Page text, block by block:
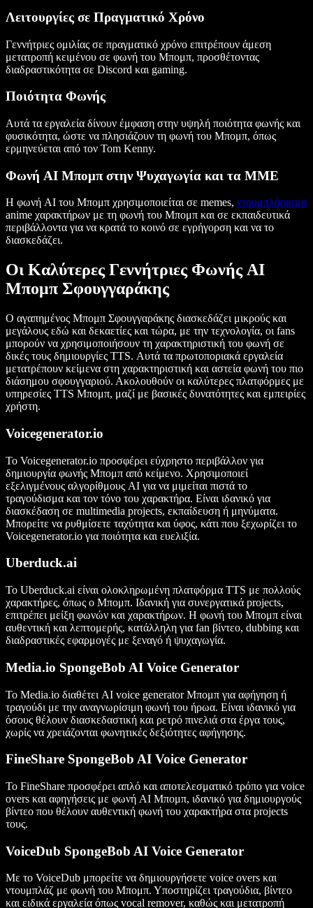
Λειτουργίες σε Πραγματικό Χρόνο
Γεννήτριες ομιλίας σε πραγματικό χρόνο επιτρέπουν άμεση
μετατροπή κειμένου σε φωνή του Μπομπ, προσθέτοντας
διαδραστικότητα σε Discord και gaming.
Ποιότητα Φωνής
Αυτά τα εργαλεία δίνουν έμφαση στην υψηλή ποιότητα φωνής και
φυσικότητα, ώστε να πλησιάζουν τη φωνή του Μπομπ, όπως
ερμηνεύεται από τον Tom Kenny.
Φωνή AI Μπομπ στην Ψυχαγωγία και τα ΜΜΕ
Η φωνή AI του Μπομπ χρησιμοποιείται σε memes, ντουμπλάρισμα
anime χαρακτήρων με τη φωνή του Μπομπ και σε εκπαιδευτικά
περιβάλλοντα για να κρατά το κοινό σε εγρήγορση και να το
διασκεδάζει.
Οι Καλύτερες Γεννήτριες Φωνής AI
Μπομπ Σφουγγαράκης
Ο αγαπημένος Μπομπ Σφουγγαράκης διασκεδάζει μικρούς και
μεγάλους εδώ και δεκαετίες και τώρα, με την τεχνολογία, οι fans
μπορούν να χρησιμοποιήσουν τη χαρακτηριστική του φωνή σε
δικές τους δημιουργίες TTS. Αυτά τα πρωτοποριακά εργαλεία
μετατρέπουν κείμενα στη χαρακτηριστική και αστεία φωνή του πιο
διάσημου σφουγγαριού. Ακολουθούν οι καλύτερες πλατφόρμες με
υπηρεσίες TTS Μπομπ, μαζί με βασικές δυνατότητες και εμπειρίες
χρήστη.
Voicegenerator.io
Το Voicegenerator.io προσφέρει εύχρηστο περιβάλλον για
δημιουργία φωνής Μπομπ από κείμενο. Χρησιμοποιεί
εξελιγμένους αλγορίθμους AI για να μιμείται πιστά το
τραγούδισμα και τον τόνο του χαρακτήρα. Είναι ιδανικό για
διασκέδαση σε multimedia projects, εκπαίδευση ή μηνύματα.
Μπορείτε να ρυθμίσετε ταχύτητα και ύφος, κάτι που ξεχωρίζει το
Voicegenerator.io για ποιότητα και ευελιξία.
Uberduck.ai
Το Uberduck.ai είναι ολοκληρωμένη πλατφόρμα TTS με πολλούς
χαρακτήρες, όπως ο Μπομπ. Ιδανική για συνεργατικά projects,
επιτρέπει μείξη φωνών και χαρακτήρων. Η φωνή του Μπομπ είναι
αυθεντική και λεπτομερής, κατάλληλη για fan βίντεο, dubbing και
διαδραστικές εφαρμογές με ξεναγό ή ψυχαγωγία.
Media.io SpongeBob AI Voice Generator
Το Media.io διαθέτει AI voice generator Μπομπ για αφήγηση ή
τραγούδι με την αναγνωρίσιμη φωνή του ήρωα. Είναι ιδανικό για
όσους θέλουν διασκεδαστική και ρετρό πινελιά στα έργα τους,
χωρίς να χρειάζονται φωνητικές δεξιότητες αφήγησης.
FineShare SpongeBob AI Voice Generator
Το FineShare προσφέρει απλό και αποτελεσματικό τρόπο για voice
overs και αφηγήσεις με φωνή AI Μπομπ, ιδανικό για δημιουργούς
βίντεο που θέλουν αυθεντική φωνή του χαρακτήρα στα projects
τους.
VoiceDub SpongeBob AI Voice Generator
Με το VoiceDub μπορείτε να δημιουργήσετε voice overs και
ντουμπλάζ με φωνή του Μπομπ. Υποστηρίζει τραγούδια, βίντεο
και ειδικά εργαλεία όπως vocal remover, καθώς και μετατροπή